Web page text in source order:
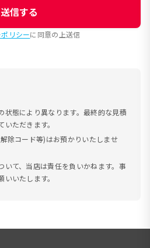
送信する
リシーに同意の上送信
状態により異なります。最終的な見積
ただきます。
除コード等)はお預かりいたしませ
いて、当店は責任を負いかねます。事
いたします。